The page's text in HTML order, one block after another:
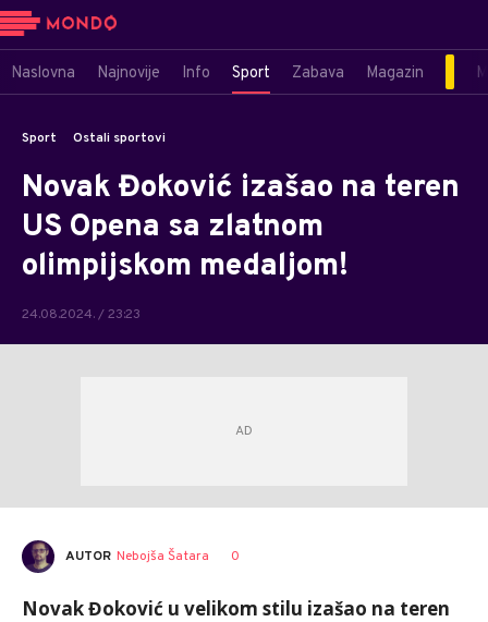
Naslovna Najnovije Info Sport Zabava Magazin
Sport Ostali sportovi
Novak Đoković izašao na teren
US Opena sa zlatnom
olimpijskom medaljom!
24.08.2024. / 23:23
AUTOR Nebojša Šatara 0
Novak Đoković u velikom stilu izašao na teren